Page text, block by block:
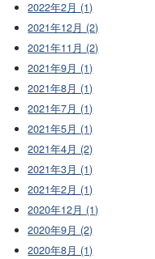
2022年2月 (1)
2021年12月 (2)
2021年11月 (2)
2021年9月 (1)
2021年8月 (1)
2021年7月 (1)
2021年5月 (1)
2021年4月 (2)
2021年3月 (1)
2021年2月 (1)
2020年12月 (1)
2020年9月 (2)
2020年8月 (1)